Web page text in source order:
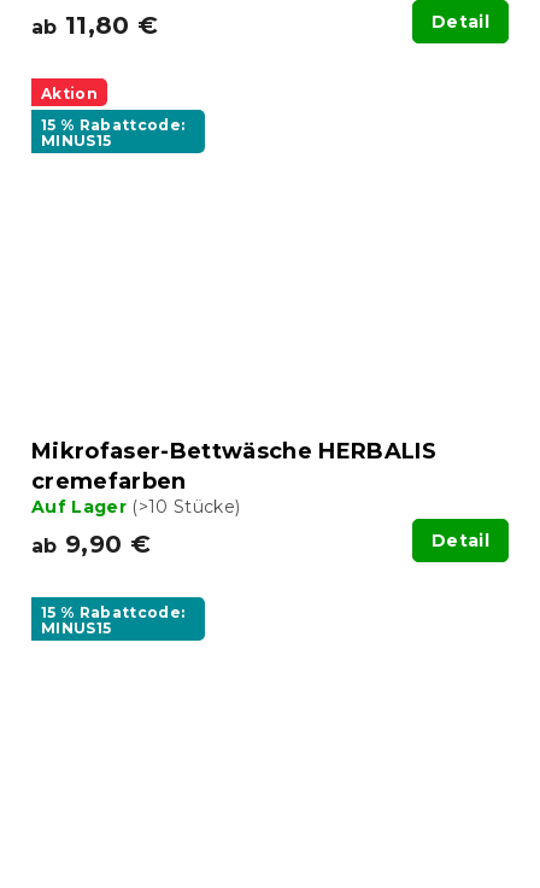
ab 11,80 € Detail
Aktion
15 % Rabattcode:
MINUS15
Mikrofaser-Bettwäsche HERBALIS
cremefarben
Auf Lager (>10 Stücke)
ab 9,90 € Detail
15 % Rabattcode:
MINUS15